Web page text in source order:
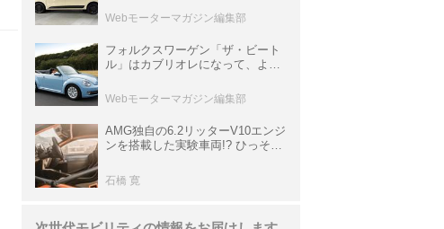
ア＆ブラックバンパーの組み合わ
せ
Webモーターマガジン編集部
フォルクスワーゲン「ザ・ビート
ル」はカブリオレになって、より
と昔の新車】
Webモーターマガジン編集部
AMG独自の6.2リッターV10エンジ
ンを搭載した実験車両!? ひっそり
P900 プロトタイプ」とは
石橋 寛